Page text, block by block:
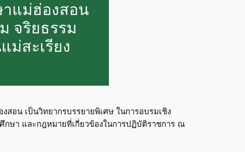
แม่ฮ่องสอน
จริยธรรม
ม่สะเรียง
อน เป็นวิทยากรบรรยายพิเศษ ในการอบรมเชิง
กษา และกฎหมายที่เกี่ยวข้องในการปฏิบัติราชการ ณ